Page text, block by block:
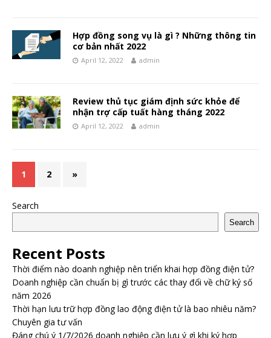
Hợp đồng song vụ là gì ? Những thông tin
cơ bản nhất 2022
April 12, 2022 admin
Review thủ tục giám định sức khỏe để
nhận trợ cấp tuất hàng tháng 2022
April 12, 2022 admin
1 2 »
Search
Search
Recent Posts
Thời điểm nào doanh nghiệp nên triển khai hợp đồng điện tử?
Doanh nghiệp cần chuẩn bị gì trước các thay đổi về chữ ký số
năm 2026
Thời hạn lưu trữ hợp đồng lao động điện tử là bao nhiêu năm?
Chuyên gia tư vấn
Đáng chú ý 1/7/2026 doanh nghiệp cần lưu ý gì khi ký hợp